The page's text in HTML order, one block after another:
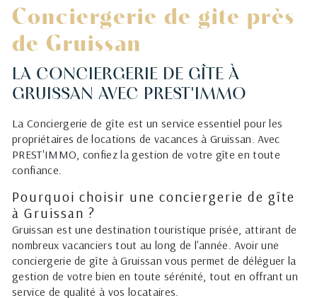
Conciergerie de gîte près
de Gruissan
LA CONCIERGERIE DE GÎTE À
GRUISSAN AVEC PREST'IMMO
La Conciergerie de gîte est un service essentiel pour les
propriétaires de locations de vacances à Gruissan. Avec
PREST'IMMO, confiez la gestion de votre gîte en toute
confiance.
Pourquoi choisir une conciergerie de gîte
à Gruissan ?
Gruissan est une destination touristique prisée, attirant de
nombreux vacanciers tout au long de l'année. Avoir une
conciergerie de gîte à Gruissan vous permet de déléguer la
gestion de votre bien en toute sérénité, tout en offrant un
service de qualité à vos locataires.